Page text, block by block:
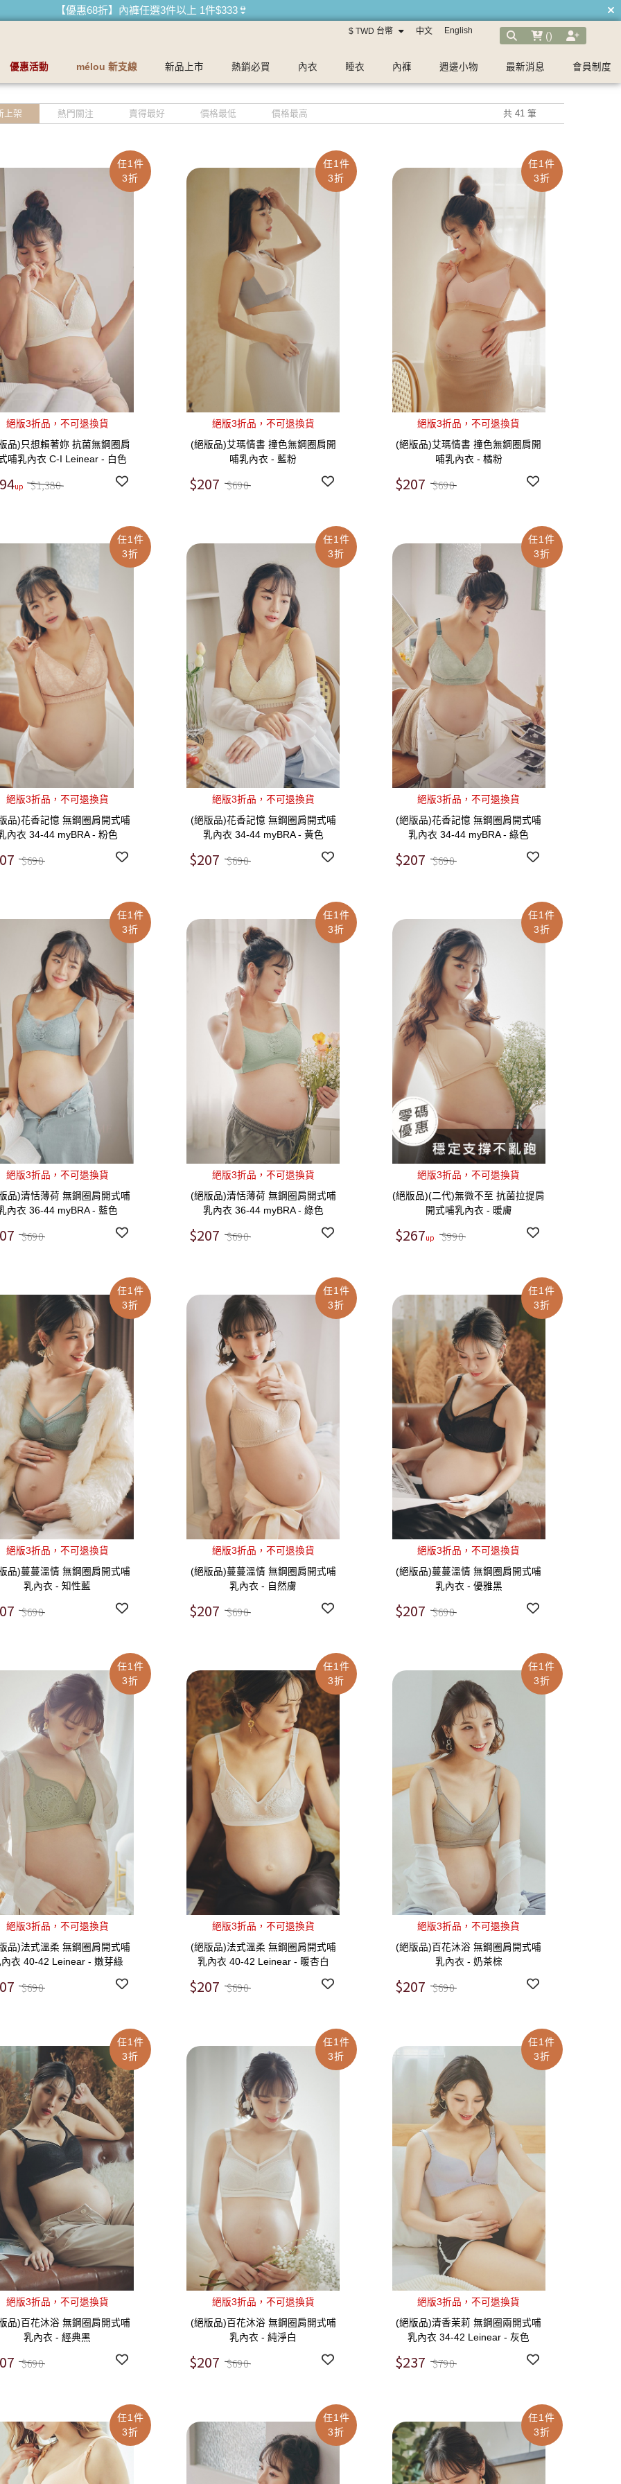
【買內衣免運費】台灣滿1200運費0元🚛
【父親節快樂】男內褲5件$999🧔
$ TWD 台幣 中文 English ()
優惠活動 mélou 新支線 新品上市 熱銷必買 內衣 睡衣 內褲 週邊小物 最新消息 會員制度
上架 熱門關注 賣得最好 價格最低 價格最高 共 41 筆
任1件
3折
絕版3折品，不可退換貨
品)只想賴著妳 抗菌無鋼圈肩
哺乳內衣 C-I Leinear - 白色
$1,380
任1件
3折
絕版3折品，不可退換貨
(絕版品)艾瑪情書 撞色無鋼圈肩開
哺乳內衣 - 藍粉
$207 $690
任1件
3折
絕版3折品，不可退換貨
(絕版品)艾瑪情書 撞色無鋼圈肩開
哺乳內衣 - 橘粉
$207 $690
任1件
3折
絕版3折品，不可退換貨
品)花香記憶 無鋼圈肩開式哺
內衣 34-44 myBRA - 粉色
$690
任1件
3折
絕版3折品，不可退換貨
(絕版品)花香記憶 無鋼圈肩開式哺
乳內衣 34-44 myBRA - 黃色
$207 $690
任1件
3折
絕版3折品，不可退換貨
(絕版品)花香記憶 無鋼圈肩開式哺
乳內衣 34-44 myBRA - 綠色
$207 $690
任1件
3折
絕版3折品，不可退換貨
品)清恬薄荷 無鋼圈肩開式哺
內衣 36-44 myBRA - 藍色
$690
任1件
3折
絕版3折品，不可退換貨
(絕版品)清恬薄荷 無鋼圈肩開式哺
乳內衣 36-44 myBRA - 綠色
$207 $690
任1件
3折
絕版3折品，不可退換貨
(絕版品)(二代)無微不至 抗菌拉提肩
開式哺乳內衣 - 暖膚
$267 $990
任1件
3折
絕版3折品，不可退換貨
品)蔓蔓溫情 無鋼圈肩開式哺
乳內衣 - 知性藍
$690
任1件
3折
絕版3折品，不可退換貨
(絕版品)蔓蔓溫情 無鋼圈肩開式哺
乳內衣 - 自然膚
$207 $690
任1件
3折
絕版3折品，不可退換貨
(絕版品)蔓蔓溫情 無鋼圈肩開式哺
乳內衣 - 優雅黑
$207 $690
任1件
3折
絕版3折品，不可退換貨
品)法式溫柔 無鋼圈肩開式哺
衣 40-42 Leinear - 嫩芽綠
$690
任1件
3折
絕版3折品，不可退換貨
(絕版品)法式溫柔 無鋼圈肩開式哺
乳內衣 40-42 Leinear - 暖杏白
$207 $690
任1件
3折
絕版3折品，不可退換貨
(絕版品)百花沐浴 無鋼圈肩開式哺
乳內衣 - 奶茶棕
$207 $690
任1件
3折
絕版3折品，不可退換貨
品)百花沐浴 無鋼圈肩開式哺
乳內衣 - 經典黑
$690
任1件
3折
絕版3折品，不可退換貨
(絕版品)百花沐浴 無鋼圈肩開式哺
乳內衣 - 純淨白
$207 $690
任1件
3折
絕版3折品，不可退換貨
(絕版品)清香茉莉 無鋼圈兩開式哺
乳內衣 34-42 Leinear - 灰色
$237 $790
任1件
3折
任1件
3折
任1件
3折